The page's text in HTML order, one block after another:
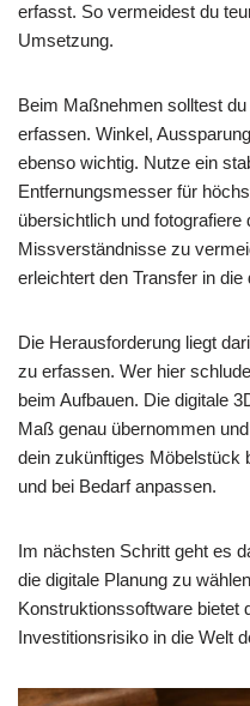
erfasst. So vermeidest du
Umsetzung.
Beim Maßnehmen solltest
erfassen. Winkel,
ebenso wichtig. Nutze ein
Entfernungsmesser für
übersichtlich und
Missverständnisse zu
erleichtert den Transfer in die
Die Herausforderung liegt
zu erfassen. Wer hier
beim Aufbauen. Die digitale
Maß genau übernommen
dein zukünftiges Möbelstück
und bei Bedarf anpassen.
Im nächsten Schritt geht es
die digitale Planung zu
Konstruktionssoftware bietet
Investitionsrisiko in die Welt